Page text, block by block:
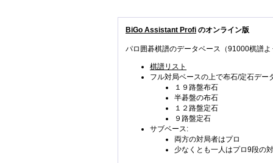
BiGo Assistant Profi のオンライン版
パロ囲碁棋譜のデータベース（91000棋譜よ
棋譜リスト
フル対局ベースの上で布石/定石デー
１９路盤布石
半碁盤の布石
１２路盤定石
９路盤定石
サブベース:
両方の対局者はプロ
少なくとも一人はプロ9段の